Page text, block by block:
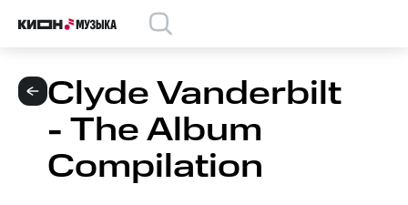
Clyde Vanderbilt
- The Album
Compilation